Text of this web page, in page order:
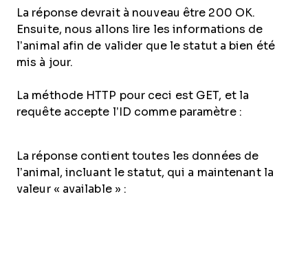
La réponse devrait à nouveau être 200 OK.
Ensuite, nous allons lire les informations de
l’animal afin de valider que le statut a bien été
mis à jour.
La méthode HTTP pour ceci est GET, et la
requête accepte l’ID comme paramètre :
La réponse contient toutes les données de
l’animal, incluant le statut, qui a maintenant la
valeur « available » :